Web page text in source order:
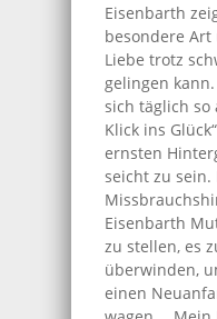
Eisenbarth
besondere Art
Liebe trotz
gelingen
sich täglich so
Klick ins
ernsten
seicht zu
Eisenbarth
zu stellen, es
überwinden,
einen